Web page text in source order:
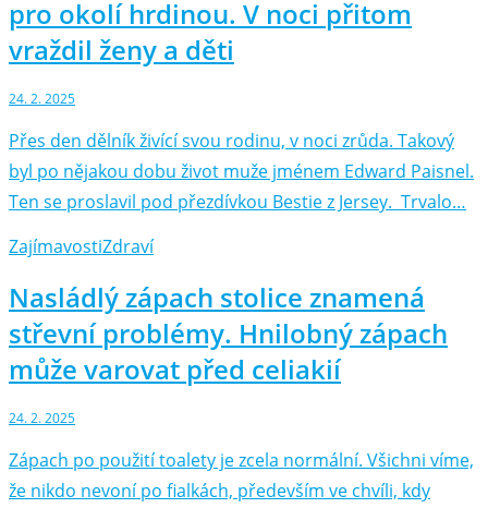
pro okolí hrdinou. V noci přitom
vraždil ženy a děti
24. 2. 2025
Přes den dělník živící svou rodinu, v noci zrůda. Takový
byl po nějakou dobu život muže jménem Edward Paisnel.
Ten se proslavil pod přezdívkou Bestie z Jersey. Trvalo…
ZajímavostiZdraví
Nasládlý zápach stolice znamená
střevní problémy. Hnilobný zápach
může varovat před celiakií
24. 2. 2025
Zápach po použití toalety je zcela normální. Všichni víme,
že nikdo nevoní po fialkách, především ve chvíli, kdy